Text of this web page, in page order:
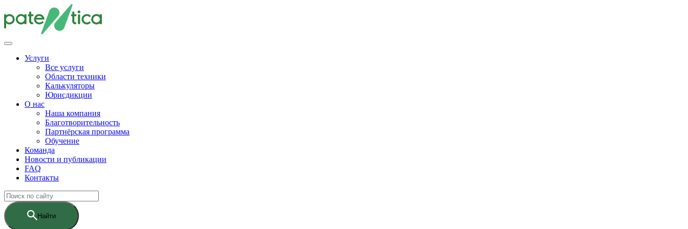
Услуги
Все услуги
Области техники
Калькуляторы
Юрисдикции
О нас
Наша компания
Благотворительность
Партнёрская программа
Обучение
Команда
Новости и публикации
FAQ
Контакты
Найти